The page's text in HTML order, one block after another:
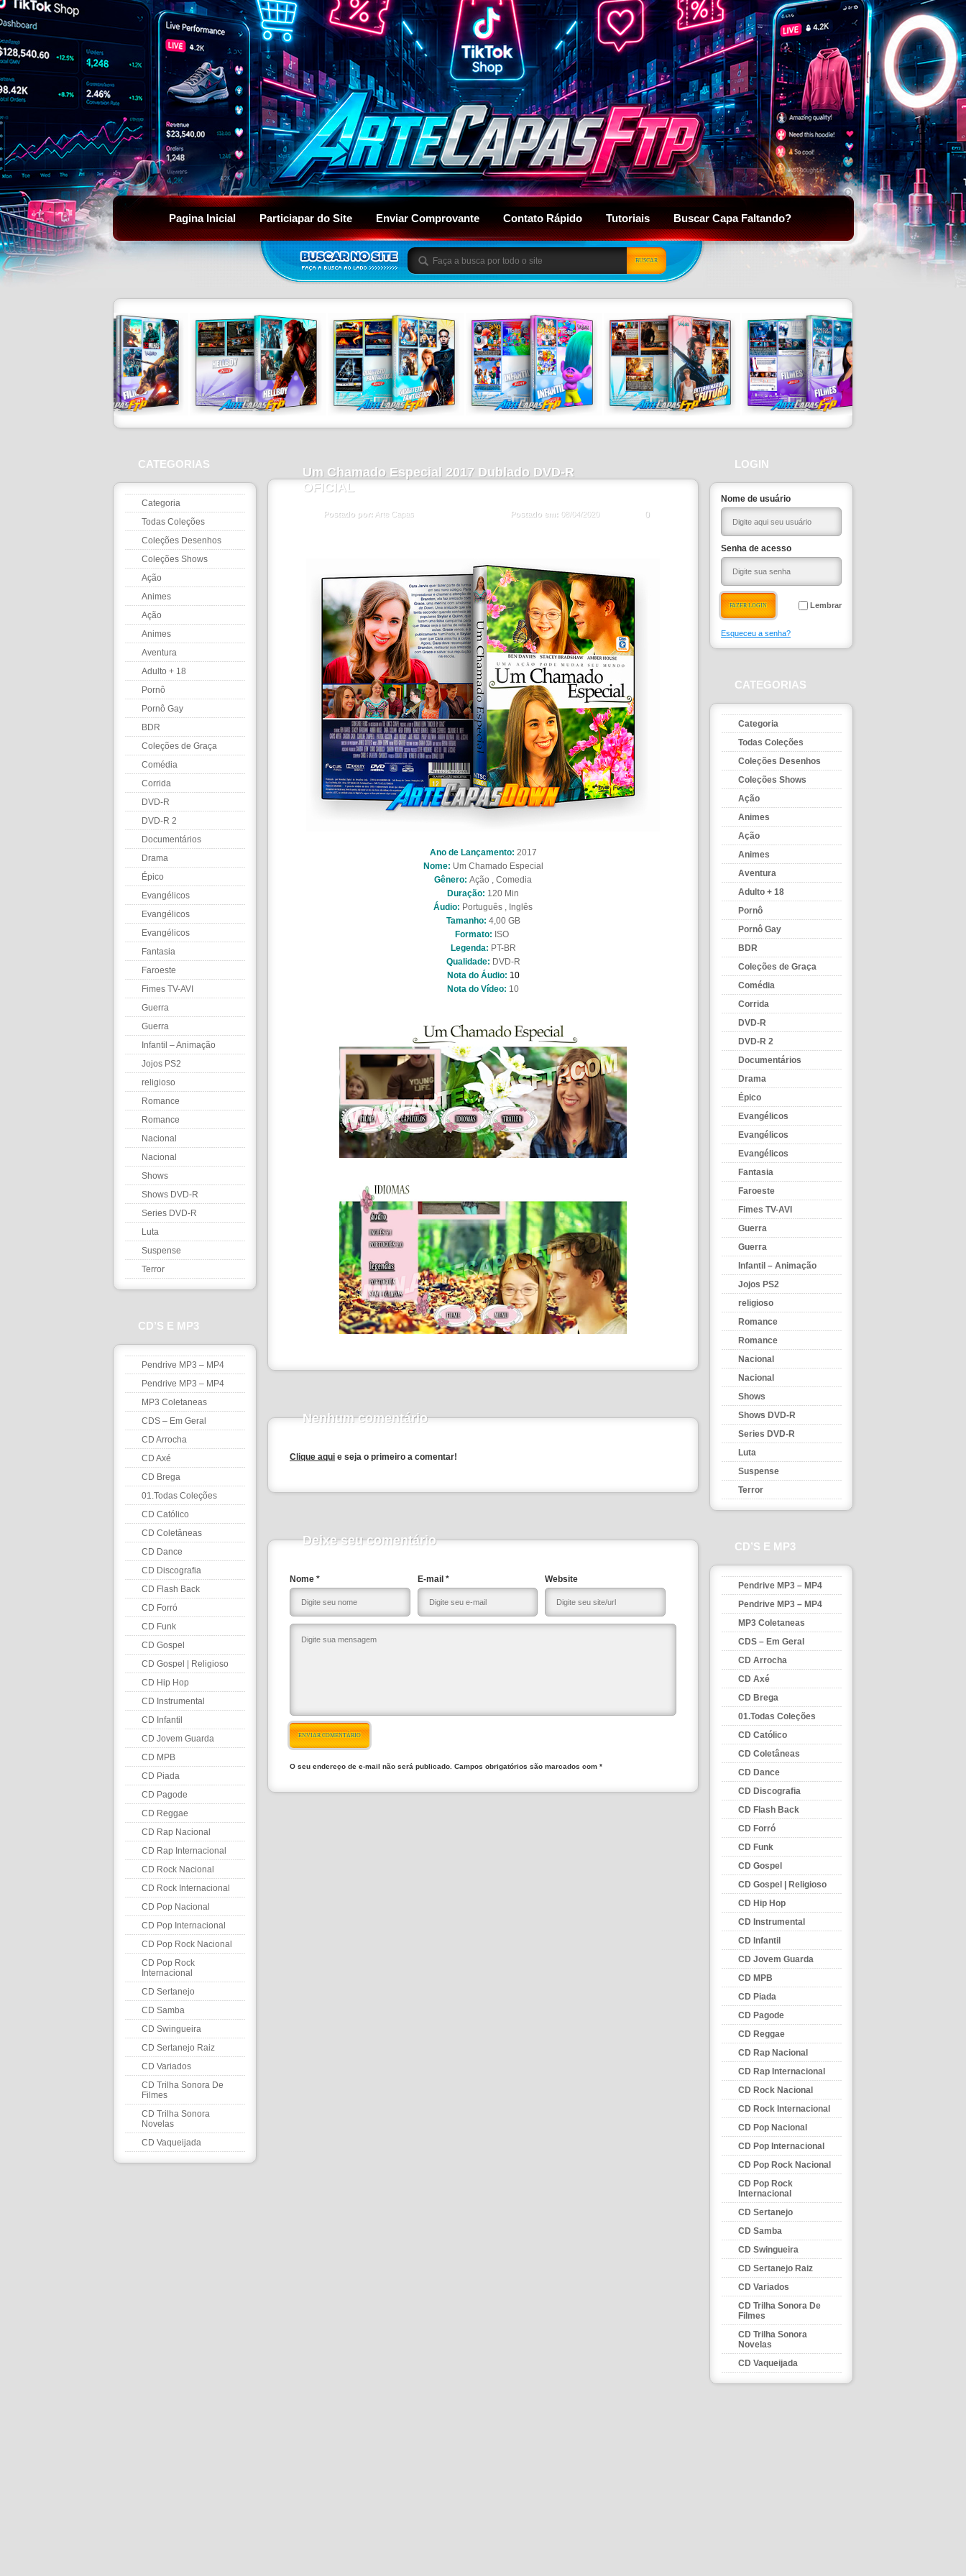
Pagina Inicial Particiapar do Site Enviar Comprovante Contato Rápido Tutoriais Buscar Capa Faltando?
BUSCAR
CATEGORIAS
Categoria
Todas Coleções
Coleções Desenhos
Coleções Shows
Ação
Animes
Ação
Animes
Aventura
Adulto + 18
Pornô
Pornô Gay
BDR
Coleções de Graça
Comédia
Corrida
DVD-R
DVD-R 2
Documentários
Drama
Épico
Evangélicos
Evangélicos
Evangélicos
Fantasia
Faroeste
Fimes TV-AVI
Guerra
Guerra
Infantil – Animação
Jojos PS2
religioso
Romance
Romance
Nacional
Nacional
Shows
Shows DVD-R
Series DVD-R
Luta
Suspense
Terror
CD’S E MP3
Pendrive MP3 – MP4
Pendrive MP3 – MP4
MP3 Coletaneas
CDS – Em Geral
CD Arrocha
CD Axé
CD Brega
01.Todas Coleções
CD Católico
CD Coletâneas
CD Dance
CD Discografia
CD Flash Back
CD Forró
CD Funk
CD Gospel
CD Gospel | Religioso
CD Hip Hop
CD Instrumental
CD Infantil
CD Jovem Guarda
CD MPB
CD Piada
CD Pagode
CD Reggae
CD Rap Nacional
CD Rap Internacional
CD Rock Nacional
CD Rock Internacional
CD Pop Nacional
CD Pop Internacional
CD Pop Rock Nacional
CD Pop Rock
Internacional
CD Sertanejo
CD Samba
CD Swingueira
CD Sertanejo Raiz
CD Variados
CD Trilha Sonora De
Filmes
CD Trilha Sonora
Novelas
CD Vaqueijada
Um Chamado Especial 2017 Dublado DVD-R
OFICIAL
Postado por: Arte Capas 0
Postado em: 08/04/2020
Ano de Lançamento: 2017
Nome: Um Chamado Especial
Gênero: Ação , Comedia
Duração: 120 Min
Áudio: Português , Inglês
Tamanho: 4,00 GB
Formato: ISO
Legenda: PT-BR
Qualidade: DVD-R
Nota do Áudio: 10
Nota do Vídeo: 10
Nenhum comentário
Clique aqui e seja o primeiro a comentar!
Deixe seu comentário
Nome * E-mail * Website
ENVIAR COMENTÁRIO
O seu endereço de e-mail não será publicado. Campos obrigatórios são marcados com *
LOGIN
Nome de usuário
Senha de acesso
Lembrar
Esqueceu a senha?
CATEGORIAS
Categoria
Todas Coleções
Coleções Desenhos
Coleções Shows
Ação
Animes
Ação
Animes
Aventura
Adulto + 18
Pornô
Pornô Gay
BDR
Coleções de Graça
Comédia
Corrida
DVD-R
DVD-R 2
Documentários
Drama
Épico
Evangélicos
Evangélicos
Evangélicos
Fantasia
Faroeste
Fimes TV-AVI
Guerra
Guerra
Infantil – Animação
Jojos PS2
religioso
Romance
Romance
Nacional
Nacional
Shows
Shows DVD-R
Series DVD-R
Luta
Suspense
Terror
CD’S E MP3
Pendrive MP3 – MP4
Pendrive MP3 – MP4
MP3 Coletaneas
CDS – Em Geral
CD Arrocha
CD Axé
CD Brega
01.Todas Coleções
CD Católico
CD Coletâneas
CD Dance
CD Discografia
CD Flash Back
CD Forró
CD Funk
CD Gospel
CD Gospel | Religioso
CD Hip Hop
CD Instrumental
CD Infantil
CD Jovem Guarda
CD MPB
CD Piada
CD Pagode
CD Reggae
CD Rap Nacional
CD Rap Internacional
CD Rock Nacional
CD Rock Internacional
CD Pop Nacional
CD Pop Internacional
CD Pop Rock Nacional
CD Pop Rock
Internacional
CD Sertanejo
CD Samba
CD Swingueira
CD Sertanejo Raiz
CD Variados
CD Trilha Sonora De
Filmes
CD Trilha Sonora
Novelas
CD Vaqueijada